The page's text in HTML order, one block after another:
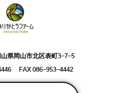
県岡山市北区表町3-7-5
FAX 086-953-4442